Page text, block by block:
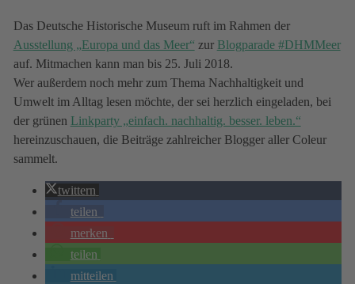
Das Deutsche Historische Museum ruft im Rahmen der
Ausstellung „Europa und das Meer“ zur Blogparade #DHMMeer
auf. Mitmachen kann man bis 25. Juli 2018.
Wer außerdem noch mehr zum Thema Nachhaltigkeit und
Umwelt im Alltag lesen möchte, der sei herzlich eingeladen, bei
der grünen Linkparty „einfach. nachhaltig. besser. leben.“
hereinzuschauen, die Beiträge zahlreicher Blogger aller Coleur
sammelt.
twittern
teilen
merken
teilen
mitteilen